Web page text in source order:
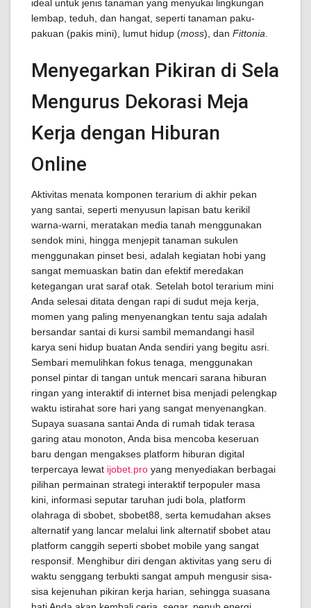
ideal untuk jenis tanaman yang menyukai lingkungan
lembap, teduh, dan hangat, seperti tanaman paku-
pakuan (pakis mini), lumut hidup (moss), dan Fittonia
Menyegarkan Pikiran di Sela
Mengurus Dekorasi Meja
Kerja dengan Hiburan
Online
Aktivitas menata komponen terarium di akhir pekan
yang santai, seperti menyusun lapisan batu kerikil
warna-warni, meratakan media tanah menggunakan
sendok mini, hingga menjepit tanaman sukulen
menggunakan pinset besi, adalah kegiatan hobi yang
sangat memuaskan batin dan efektif meredakan
ketegangan urat saraf otak. Setelah botol terarium mini
Anda selesai ditata dengan rapi di sudut meja kerja,
momen yang paling menyenangkan tentu saja adalah
bersandar santai di kursi sambil memandangi hasil
karya seni hidup buatan Anda sendiri yang begitu asri.
Sembari memulihkan fokus tenaga, menggunakan
ponsel pintar di tangan untuk mencari sarana hiburan
ringan yang interaktif di internet bisa menjadi pelengkap
waktu istirahat sore hari yang sangat menyenangkan.
Supaya suasana santai Anda di rumah tidak terasa
garing atau monoton, Anda bisa mencoba keseruan
baru dengan mengakses platform hiburan digital
terpercaya lewat ijobet.pro yang menyediakan berbagai
pilihan permainan strategi interaktif terpopuler masa
kini, informasi seputar taruhan judi bola, platform
olahraga di sbobet, sbobet88, serta kemudahan akses
alternatif yang lancar melalui link alternatif sbobet atau
platform canggih seperti sbobet mobile yang sangat
responsif. Menghibur diri dengan aktivitas yang seru di
waktu senggang terbukti sangat ampuh mengusir sisa-
sisa kejenuhan pikiran kerja harian, sehingga suasana